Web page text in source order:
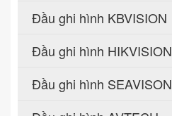
Đầu ghi hình KBVISION
Đầu ghi hình HIKVISION
Đầu ghi hình SEAVISON